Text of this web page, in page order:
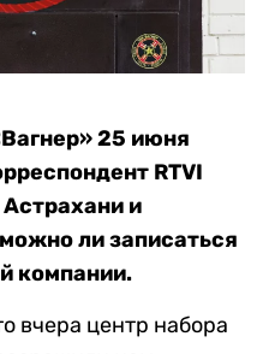
25 июня
RTVI
и
ли записаться
компании.
вчера центр набора